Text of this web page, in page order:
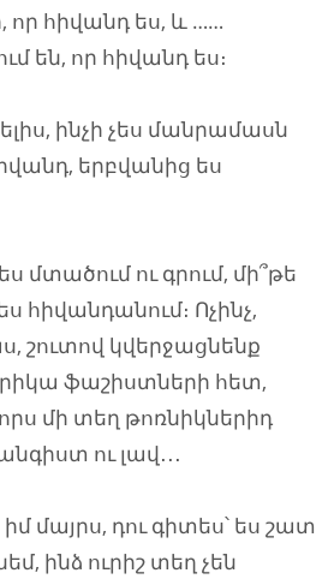
որ հիվանդ ես, և ……
են, որ հիվանդ ես։
ինչի չես մանրամասն
երբվանից ես
մտածում ու գրում, մի՞թե
հիվանդանում։ Ոչինչ,
շուտով կվերջացնենք
ֆաշիստների հետ,
մի տեղ թոռնիկներիդ
ու լավ․․․
մայրս, դու գիտես՝ ես շատ
ինձ ուրիշ տեղ չեն